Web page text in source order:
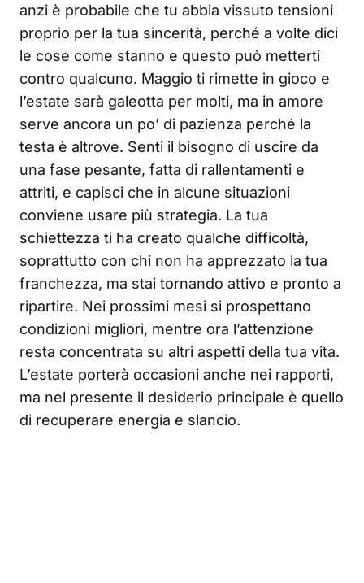
anzi è probabile che tu abbia vissuto tensioni
proprio per la tua sincerità, perché a volte dici
le cose come stanno e questo può metterti
contro qualcuno. Maggio ti rimette in gioco e
l’estate sarà galeotta per molti, ma in amore
serve ancora un po’ di pazienza perché la
testa è altrove. Senti il bisogno di uscire da
una fase pesante, fatta di rallentamenti e
attriti, e capisci che in alcune situazioni
conviene usare più strategia. La tua
schiettezza ti ha creato qualche difficoltà,
soprattutto con chi non ha apprezzato la tua
franchezza, ma stai tornando attivo e pronto a
ripartire. Nei prossimi mesi si prospettano
condizioni migliori, mentre ora l’attenzione
resta concentrata su altri aspetti della tua vita.
L’estate porterà occasioni anche nei rapporti,
ma nel presente il desiderio principale è quello
di recuperare energia e slancio.